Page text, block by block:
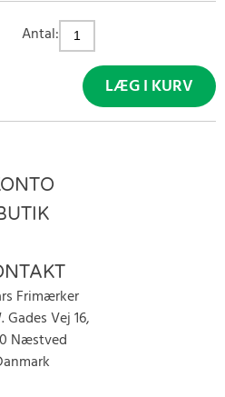
Antal:
LÆG I KURV
Frimærker
Gades Vej 16,
Næstved